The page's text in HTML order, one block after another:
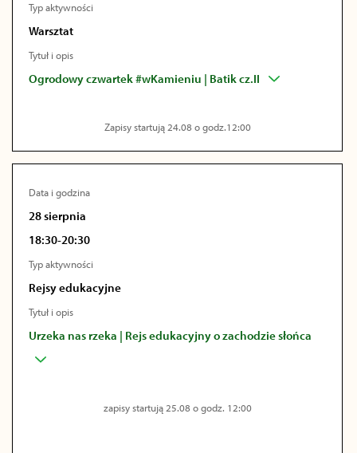
Typ aktywności
Warsztat
Tytuł i opis
Ogrodowy czwartek #wKamieniu | Batik cz.II
Zapisy startują 24.08 o godz.12:00
Data i godzina
28 sierpnia
18:30-20:30
Typ aktywności
Rejsy edukacyjne
Tytuł i opis
Urzeka nas rzeka | Rejs edukacyjny o zachodzie słońca
zapisy startują 25.08 o godz. 12:00